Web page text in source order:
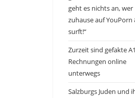
geht es nichts an, wer
zuhause auf YouPorn
surft!“
Zurzeit sind gefakte
Rechnungen online
unterwegs
Salzburgs Juden und